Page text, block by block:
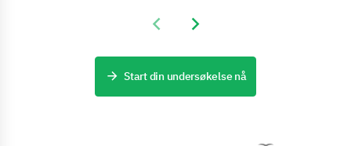
Previous slide
Next slide
Start din undersøkelse nå